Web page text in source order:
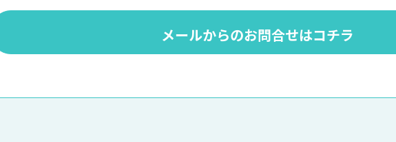
メールからのお問合せはコチラ